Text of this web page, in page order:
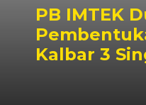
PB IMTEK
Kalbar 3